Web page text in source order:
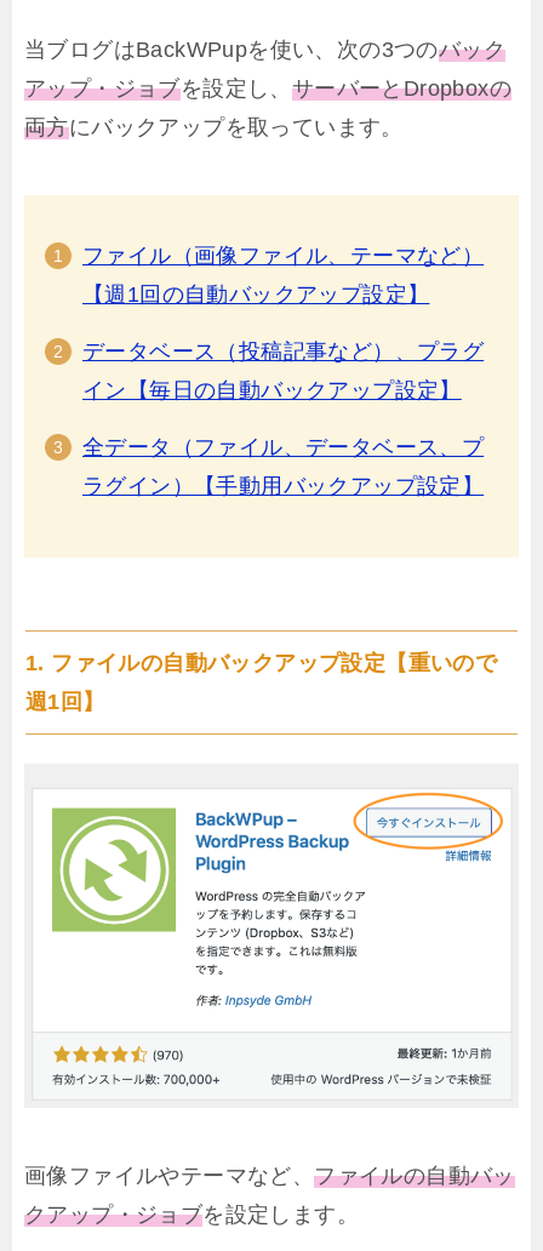
当ブログはBackWPupを使い、次の3つのバック
アップ・ジョブを設定し、 サーバーとDropboxの
両方にバックアップを取っています。
ファイル（画像ファイル、テーマなど）
【週1回の自動バックアップ設定】
データベース（投稿記事など）、プラグ
イン【毎日の自動バックアップ設定】
全データ（ファイル、データベース、プ
ラグイン）【手動用バックアップ設定】
1. ファイルの自動バックアップ設定【重いので
週1回】
画像ファイルやテーマなど、ファイルの自動バッ
クアップ・ジョブを設定します。